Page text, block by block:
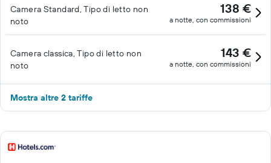
Camera Standard, Tipo di letto non
noto
138 €
a notte, con commissioni
Camera classica, Tipo di letto non
noto
143 €
a notte, con commissioni
Mostra altre 2 tariffe